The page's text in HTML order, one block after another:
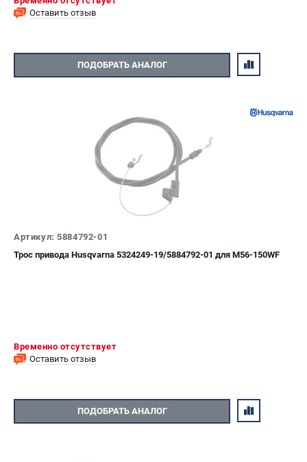
Оставить отзыв
ПОДОБРАТЬ АНАЛОГ
Артикул: 5884792-01
Трос привода Husqvarna 5324249-19/5884792-01 для M56-150WF
Временно отсутствует
Оставить отзыв
ПОДОБРАТЬ АНАЛОГ